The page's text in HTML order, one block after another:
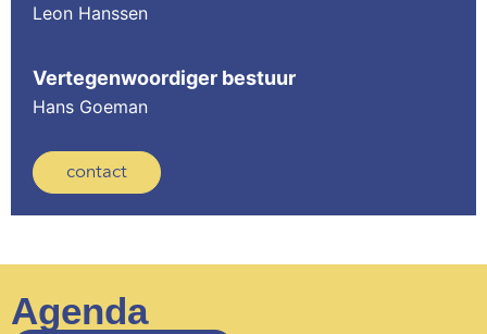
Leon Hanssen
Vertegenwoordiger bestuur
Hans Goeman
contact
Agenda